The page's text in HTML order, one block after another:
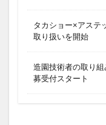
タカショー×アステ
取り扱いを開始
造園技術者の取り
募受付スタート